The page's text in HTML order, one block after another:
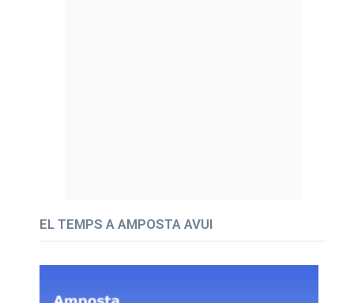
EL TEMPS A AMPOSTA AVUI